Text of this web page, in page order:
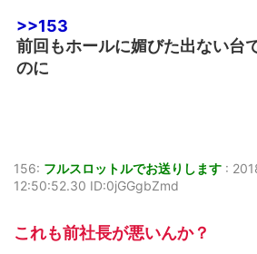
>>153
前回もホールに媚びた出ない台
のに
156: フルスロットルでお送りします :
12:50:52.30 ID:0jGGgbZmd
これも前社長が悪いんか？